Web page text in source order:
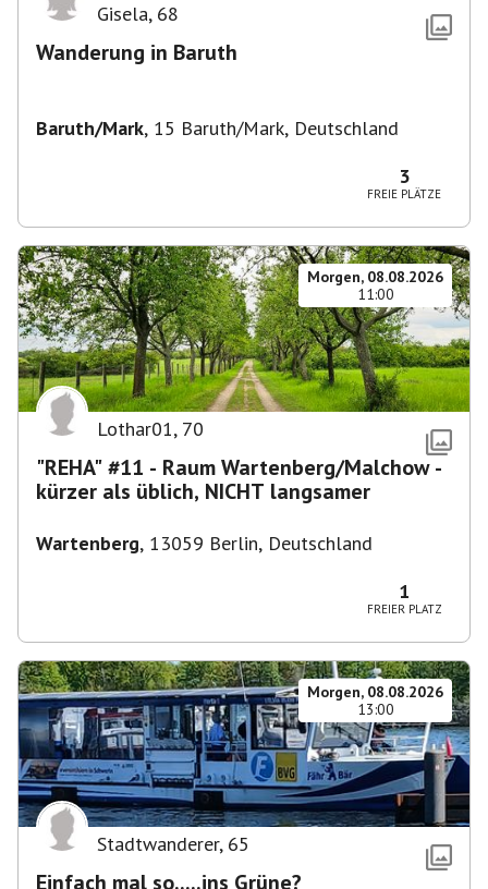
Gisela, 68
Wanderung in Baruth
Baruth/Mark, 15 Baruth/Mark, Deutschland
3
FREIE PLÄTZE
Morgen, 08.08.2026
11:00
Lothar01, 70
"REHA" #11 - Raum Wartenberg/Malchow -
kürzer als üblich, NICHT langsamer
Wartenberg, 13059 Berlin, Deutschland
1
FREIER PLATZ
Morgen, 08.08.2026
13:00
Stadtwanderer, 65
Einfach mal so.....ins Grüne?